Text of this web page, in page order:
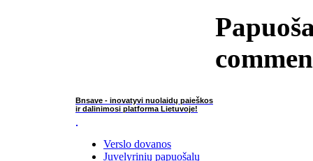
Bnsave - inovatyvi nuolaidų paieškos
ir dalinimosi platforma Lietuvoje!
Verslo dovanos
Juvelyrinių papuošalų